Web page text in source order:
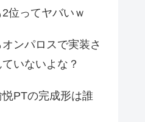
ってヤバいｗ
オンパロスで実装さ
いないよな？
悦PTの完成形は誰